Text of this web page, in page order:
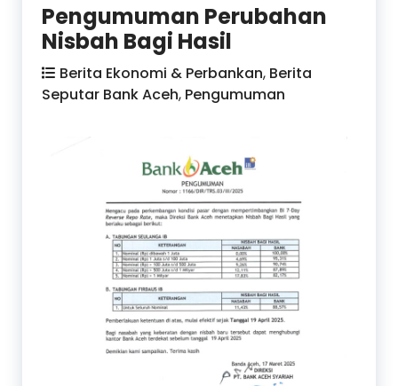
Pengumuman Perubahan
Nisbah Bagi Hasil
Berita Ekonomi & Perbankan, Berita
Seputar Bank Aceh, Pengumuman